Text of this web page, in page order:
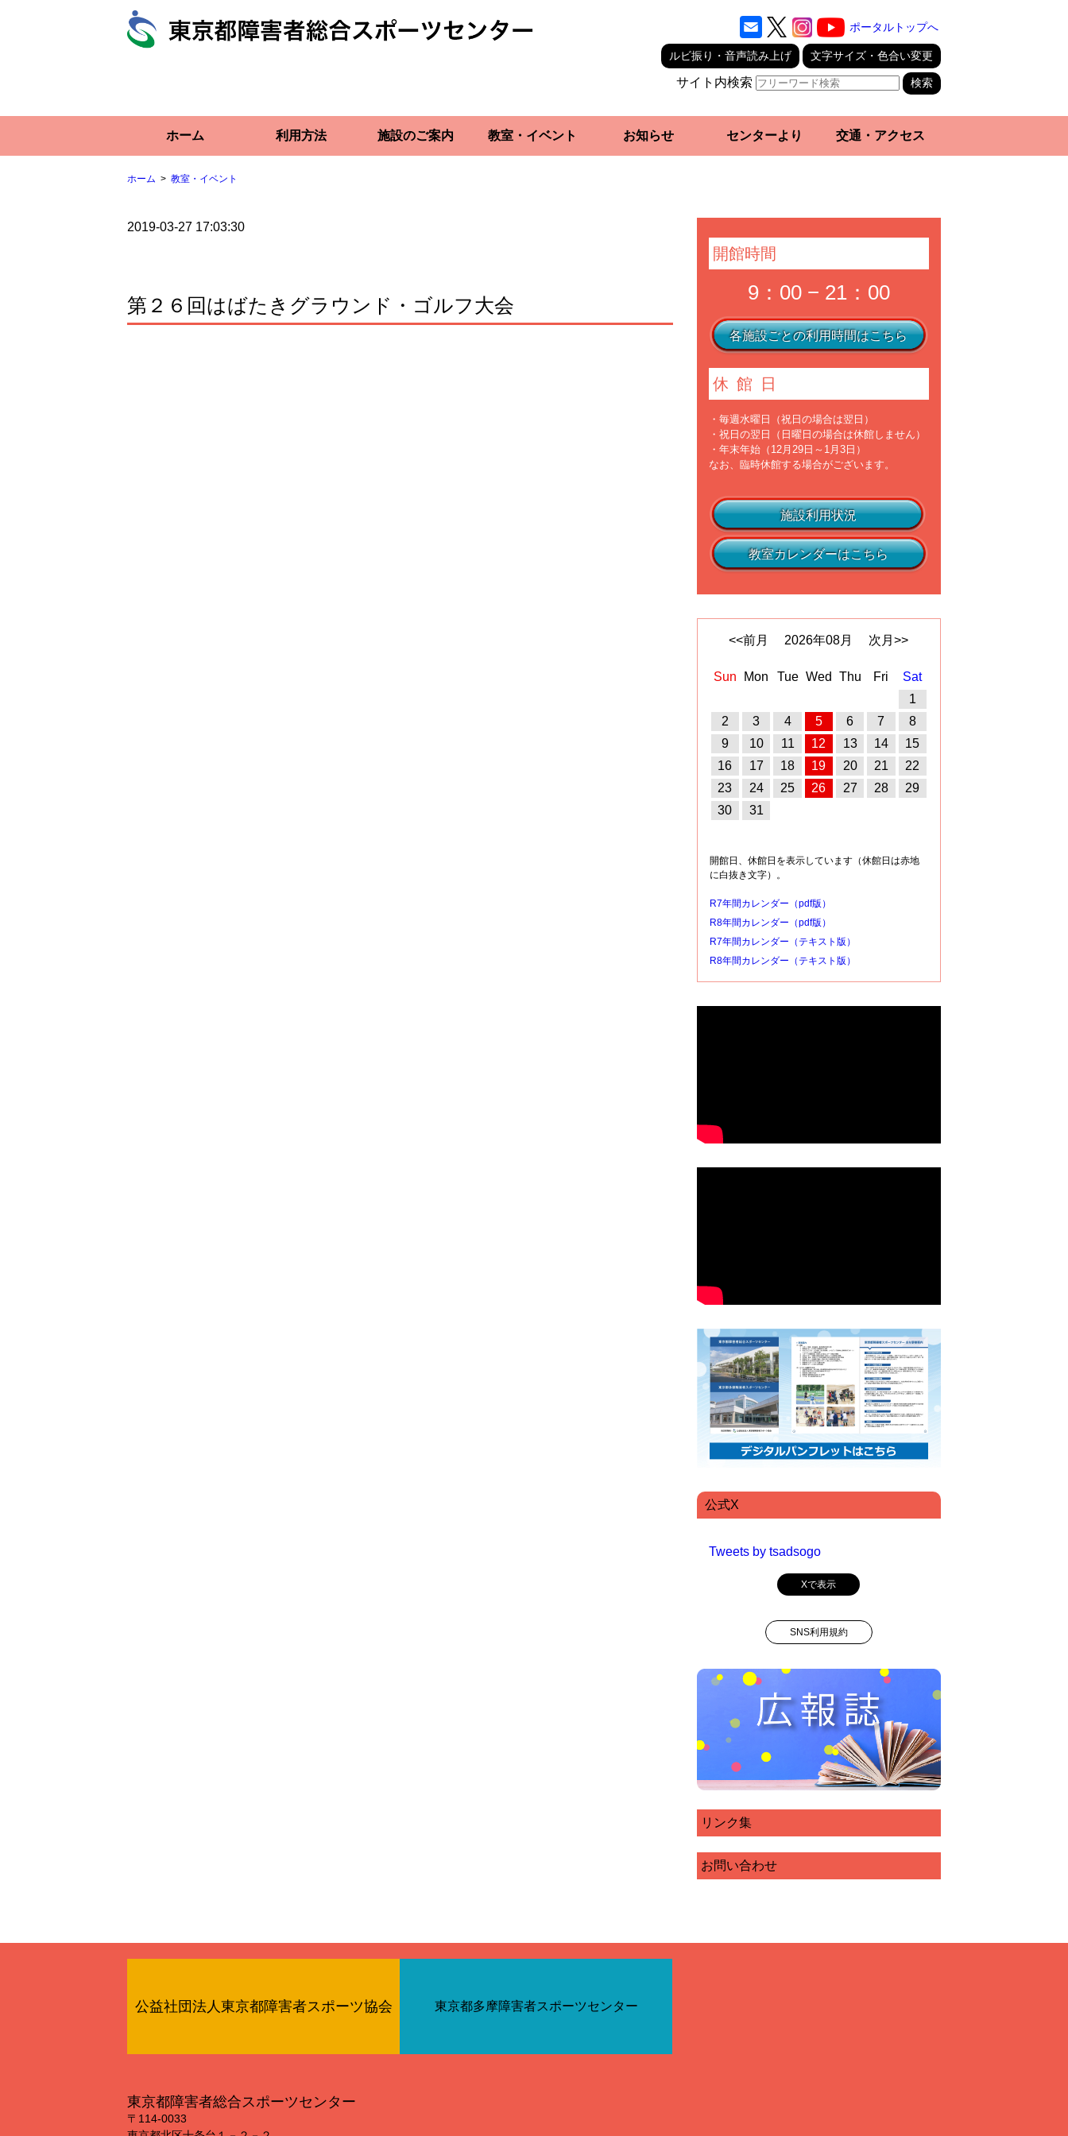
ポータルトップへ
ルビ振り・音声読み上げ 文字サイズ・色合い変更
サイト内検索
ホーム 利用方法 施設のご案内 教室・イベント お知らせ センターより 交通・アクセス
ホーム 教室・イベント
2019-03-27 17:03:30
第２６回はばたきグラウンド・ゴルフ大会
開館時間
9：00 − 21：00
各施設ごとの利用時間はこちら
休館日
・毎週水曜日（祝日の場合は翌日）
・祝日の翌日（日曜日の場合は休館しません）
・年末年始（12月29日～1月3日）
なお、臨時休館する場合がございます。
施設利用状況
教室カレンダーはこちら
<<前月 2026年08月 次月>>
Sun Mon Tue Wed Thu Fri
Sat
1
2
3 4 5 6 7
8
9
10 11 12 13 14
15
16
17 18 19 20 21
22
23
24 25 26 27 28
29
30
31
開館日、休館日を表示しています（休館日は赤地
に白抜き文字）。
R7年間カレンダー（pdf版）
R8年間カレンダー（pdf版）
R7年間カレンダー（テキスト版）
R8年間カレンダー（テキスト版）
公式X
Tweets by tsadsogo
Xで表示
SNS利用規約
リンク集
お問い合わせ
公益社団法人東京都障害者スポーツ協会 東京都多摩障害者スポーツセンター
東京都障害者総合スポーツセンター
〒114‐0033